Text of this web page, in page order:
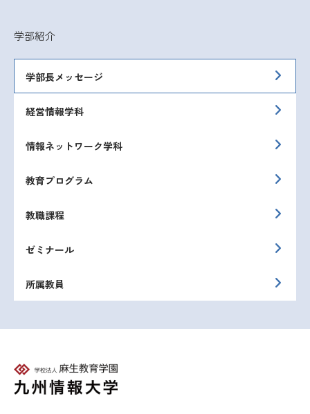
学部紹介
学部長メッセージ
経営情報学科
情報ネットワーク学科
教育プログラム
教職課程
ゼミナール
所属教員